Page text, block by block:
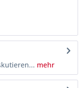
mehr